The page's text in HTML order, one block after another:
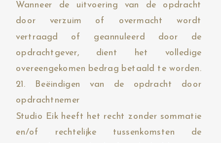
Wanneer de uitvoering van de opdracht
door verzuim of overmacht wordt
vertraagd of geannuleerd door de
opdrachtgever, dient het volledige
overeengekomen bedrag betaald te worden.
21. Beëindigen van de opdracht door
opdrachtnemer
Studio Eik heeft het recht zonder sommatie
en/of rechtelijke tussenkomsten de